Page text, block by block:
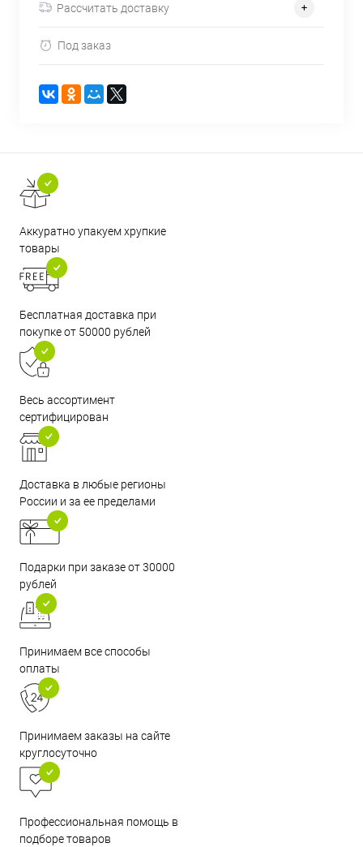
Рассчитать доставку
Под заказ
Аккуратно упакуем хрупкие
товары
Бесплатная доставка при
покупке от 50000 рублей
Весь ассортимент
сертифицирован
Доставка в любые регионы
России и за ее пределами
Подарки при заказе от 30000
рублей
Принимаем все способы
оплаты
Принимаем заказы на сайте
круглосуточно
Профессиональная помощь в
подборе товаров